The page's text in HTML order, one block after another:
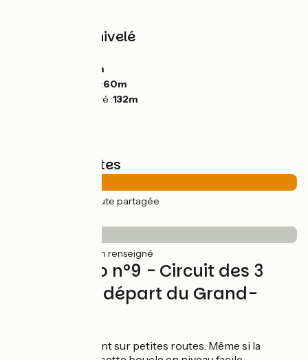
Pentes et dénivelé
141m
Point le plus bas :60m
Point le plus élevé :132m
Types de routes
(100%) Route partagée
(100%) Non renseigné
Boucle vélo n°9 - Circuit des 3
rivières au départ du Grand-
Circuit entièrement sur petites routes. Même si la